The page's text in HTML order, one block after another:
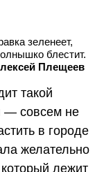
зеленеет,
блестит.
Плещеев
такой
— совсем не
в городе
желательно
лежит